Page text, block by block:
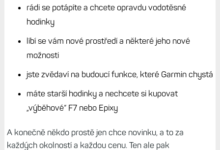
přiznejme, hodinky Fénix 8 fakt nejsou levné, a to ani v
současných podzimně-zimních slevách.
začátku fakt hodně.
raději bych využil akcí a slev na Epixy Pro a Fénixy 7 Pro a
které nyní můžete mít za polovinu ceny Fénixů 8. A to fakt
nejsou malé peníze. A novinku si koupíte třeba za rok, kdy
dobrých podmínek.